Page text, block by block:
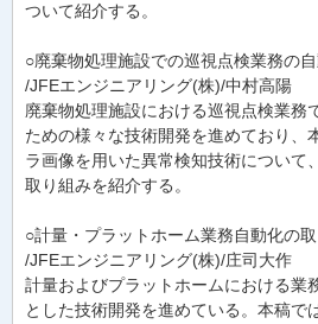
ついて紹介する。
○廃棄物処理施設での巡視点検業務の
/JFEエンジニアリング(株)/中村高陽
廃棄物処理施設における巡視点検業務
ための様々な技術開発を進めており、
ラ画像を用いた異常検知技術について
取り組みを紹介する。
○計量・プラットホーム業務自動化の
/JFEエンジニアリング(株)/庄司大作
計量およびプラットホームにおける業
とした技術開発を進めている。本稿で